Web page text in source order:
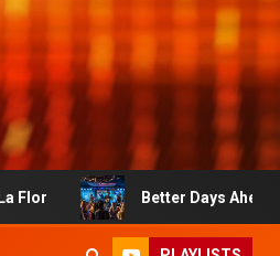
Better Days Ahead : le country-rock